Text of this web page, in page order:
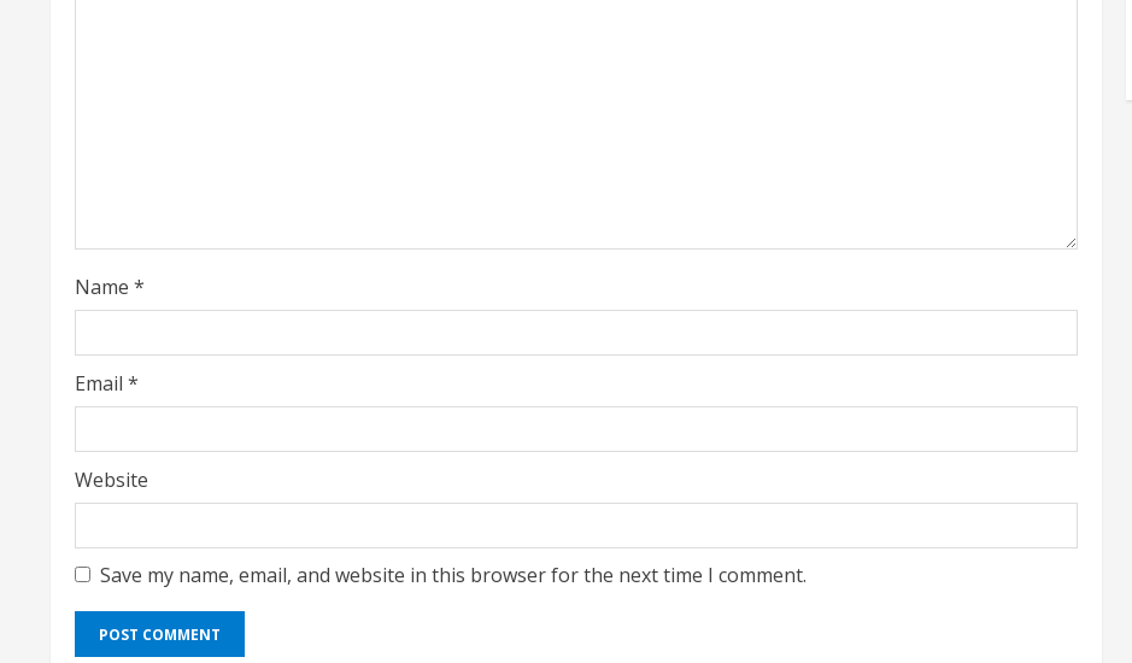
n
g
Name *
Email *
Website
Save my name, email, and website in this browser for the next time I comment.